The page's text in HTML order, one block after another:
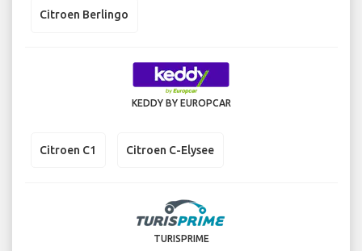
Citroen Berlingo
KEDDY BY EUROPCAR
Citroen C1 Citroen C-Elysee
TURISPRIME